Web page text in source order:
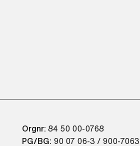
Orgnr: 84 50 00-0768
PG/BG: 90 07 06-3 / 900-7063